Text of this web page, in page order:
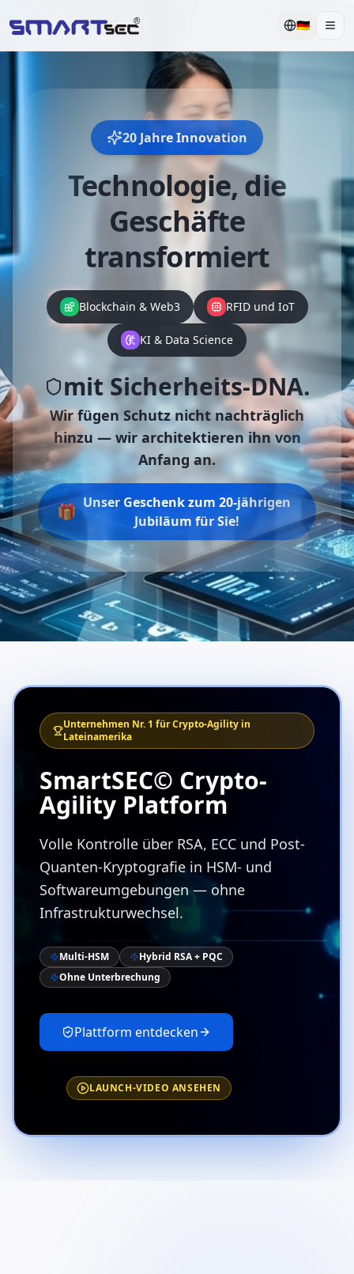
🇩🇪
20 Jahre Innovation
Technologie, die
Geschäfte
transformiert
Blockchain & Web3 RFID und IoT
KI & Data Science
mit Sicherheits-DNA.
Wir fügen Schutz nicht nachträglich
hinzu — wir architektieren ihn von
Anfang an.
🎁 Unser Geschenk zum 20-jährigen
Jubiläum für Sie!
Unternehmen Nr. 1 für Crypto-Agility in
Lateinamerika
SmartSEC© Crypto-
Agility Platform
Volle Kontrolle über RSA, ECC und Post-
Quanten-Kryptografie in HSM- und
Softwareumgebungen — ohne
Infrastrukturwechsel.
Multi-HSM
Hybrid RSA + PQC
Ohne Unterbrechung
Plattform entdecken
LAUNCH-VIDEO ANSEHEN